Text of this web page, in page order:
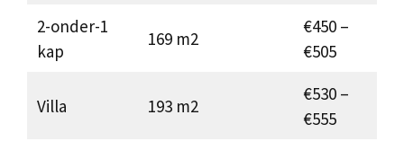
2-onder-1
kap
169 m2
€450 –
€505
Villa 193 m2
€530 –
€555